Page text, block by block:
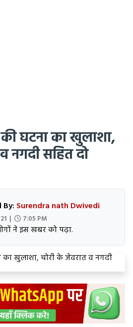
घटना का खुलाशा,
नगदी सहित दो
Surendra nath Dwivedi
| 7:05 PM
ने इस खबर को पढ़ा.